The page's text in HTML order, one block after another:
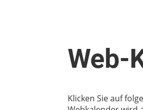
Web-
Klicken Sie auf